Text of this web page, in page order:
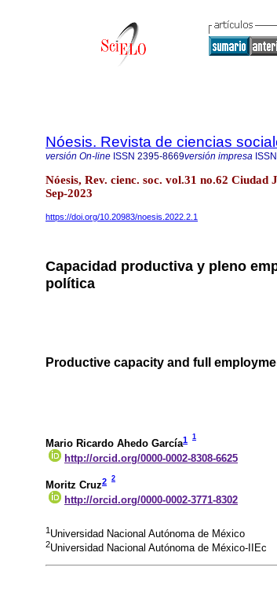
Nóesis. Revista de ciencias
versión On-line ISSN 2395-8669versión impresa ISSN
Nóesis, Rev. cienc. soc. vol.31 no.62
Sep-2023
https://doi.org/10.20983/noesis.2022.2.1
Capacidad productiva y pleno
política
Productive capacity and full
Mario Ricardo Ahedo García1 1
http://orcid.org/0000-0002-8308-6625
Moritz Cruz2 2
http://orcid.org/0000-0002-3771-8302
1 Universidad Nacional Autónoma de México
2Universidad Nacional Autónoma de México-IIEc